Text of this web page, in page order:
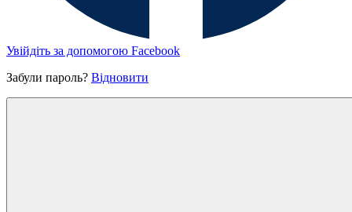
Увійдіть за допомогою Facebook
Забули пароль? Відновити